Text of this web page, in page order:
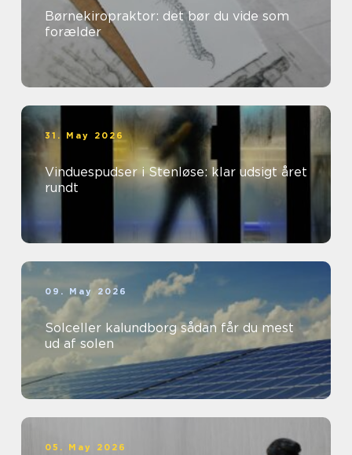
Børnekiropraktor: det bør du vide som
forælder
31. May 2026
Vinduespudser i Stenløse: klar udsigt året
rundt
09. May 2026
Solceller kalundborg sådan får du mest
ud af solen
05. May 2026